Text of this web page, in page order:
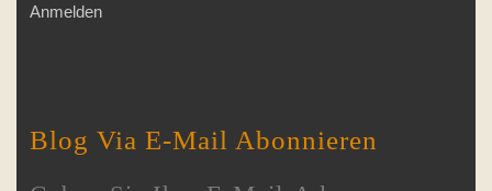
Anmelden
Blog Via E-Mail Abonnieren